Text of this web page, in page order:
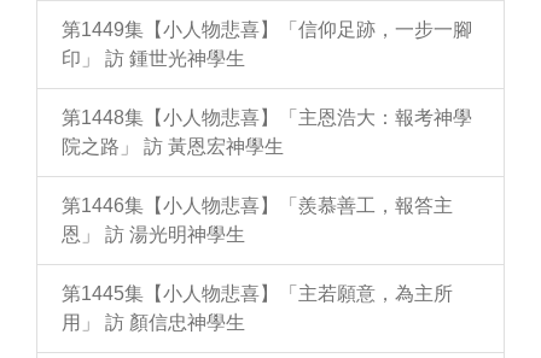
第1449集【小人物悲喜】「信仰足跡，一步一腳
印」 訪 鍾世光神學生
第1448集【小人物悲喜】「主恩浩大：報考神學
院之路」 訪 黃恩宏神學生
第1446集【小人物悲喜】「羨慕善工，報答主
恩」 訪 湯光明神學生
第1445集【小人物悲喜】「主若願意，為主所
用」 訪 顏信忠神學生